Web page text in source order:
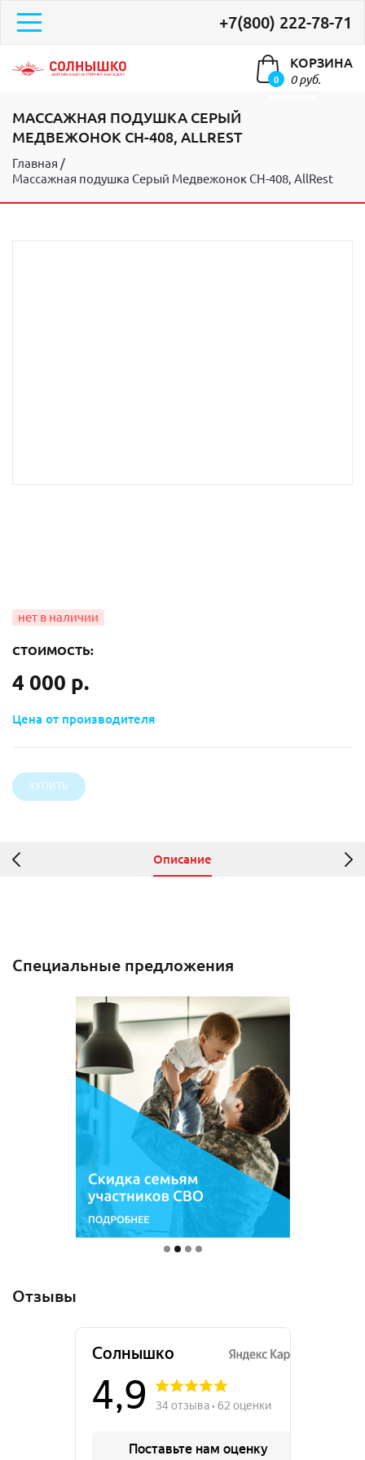
+7(800) 222-78-71
0
КОРЗИНА
0 руб.
МАССАЖНАЯ ПОДУШКА СЕРЫЙ
МЕДВЕЖОНОК CH-408, ALLREST
Главная
Массажная подушка Серый Медвежонок CH-408, AllRest
СТОИМОСТЬ:
4 000 р.
Цена от производителя
Описание
Специальные предложения
Отзывы